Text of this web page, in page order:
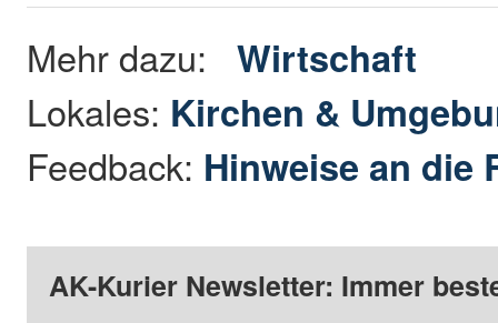
Mehr dazu:Wirtschaft
Lokales: Kirchen &
Feedback: Hinweise an die
AK-Kurier Newsletter: Immer